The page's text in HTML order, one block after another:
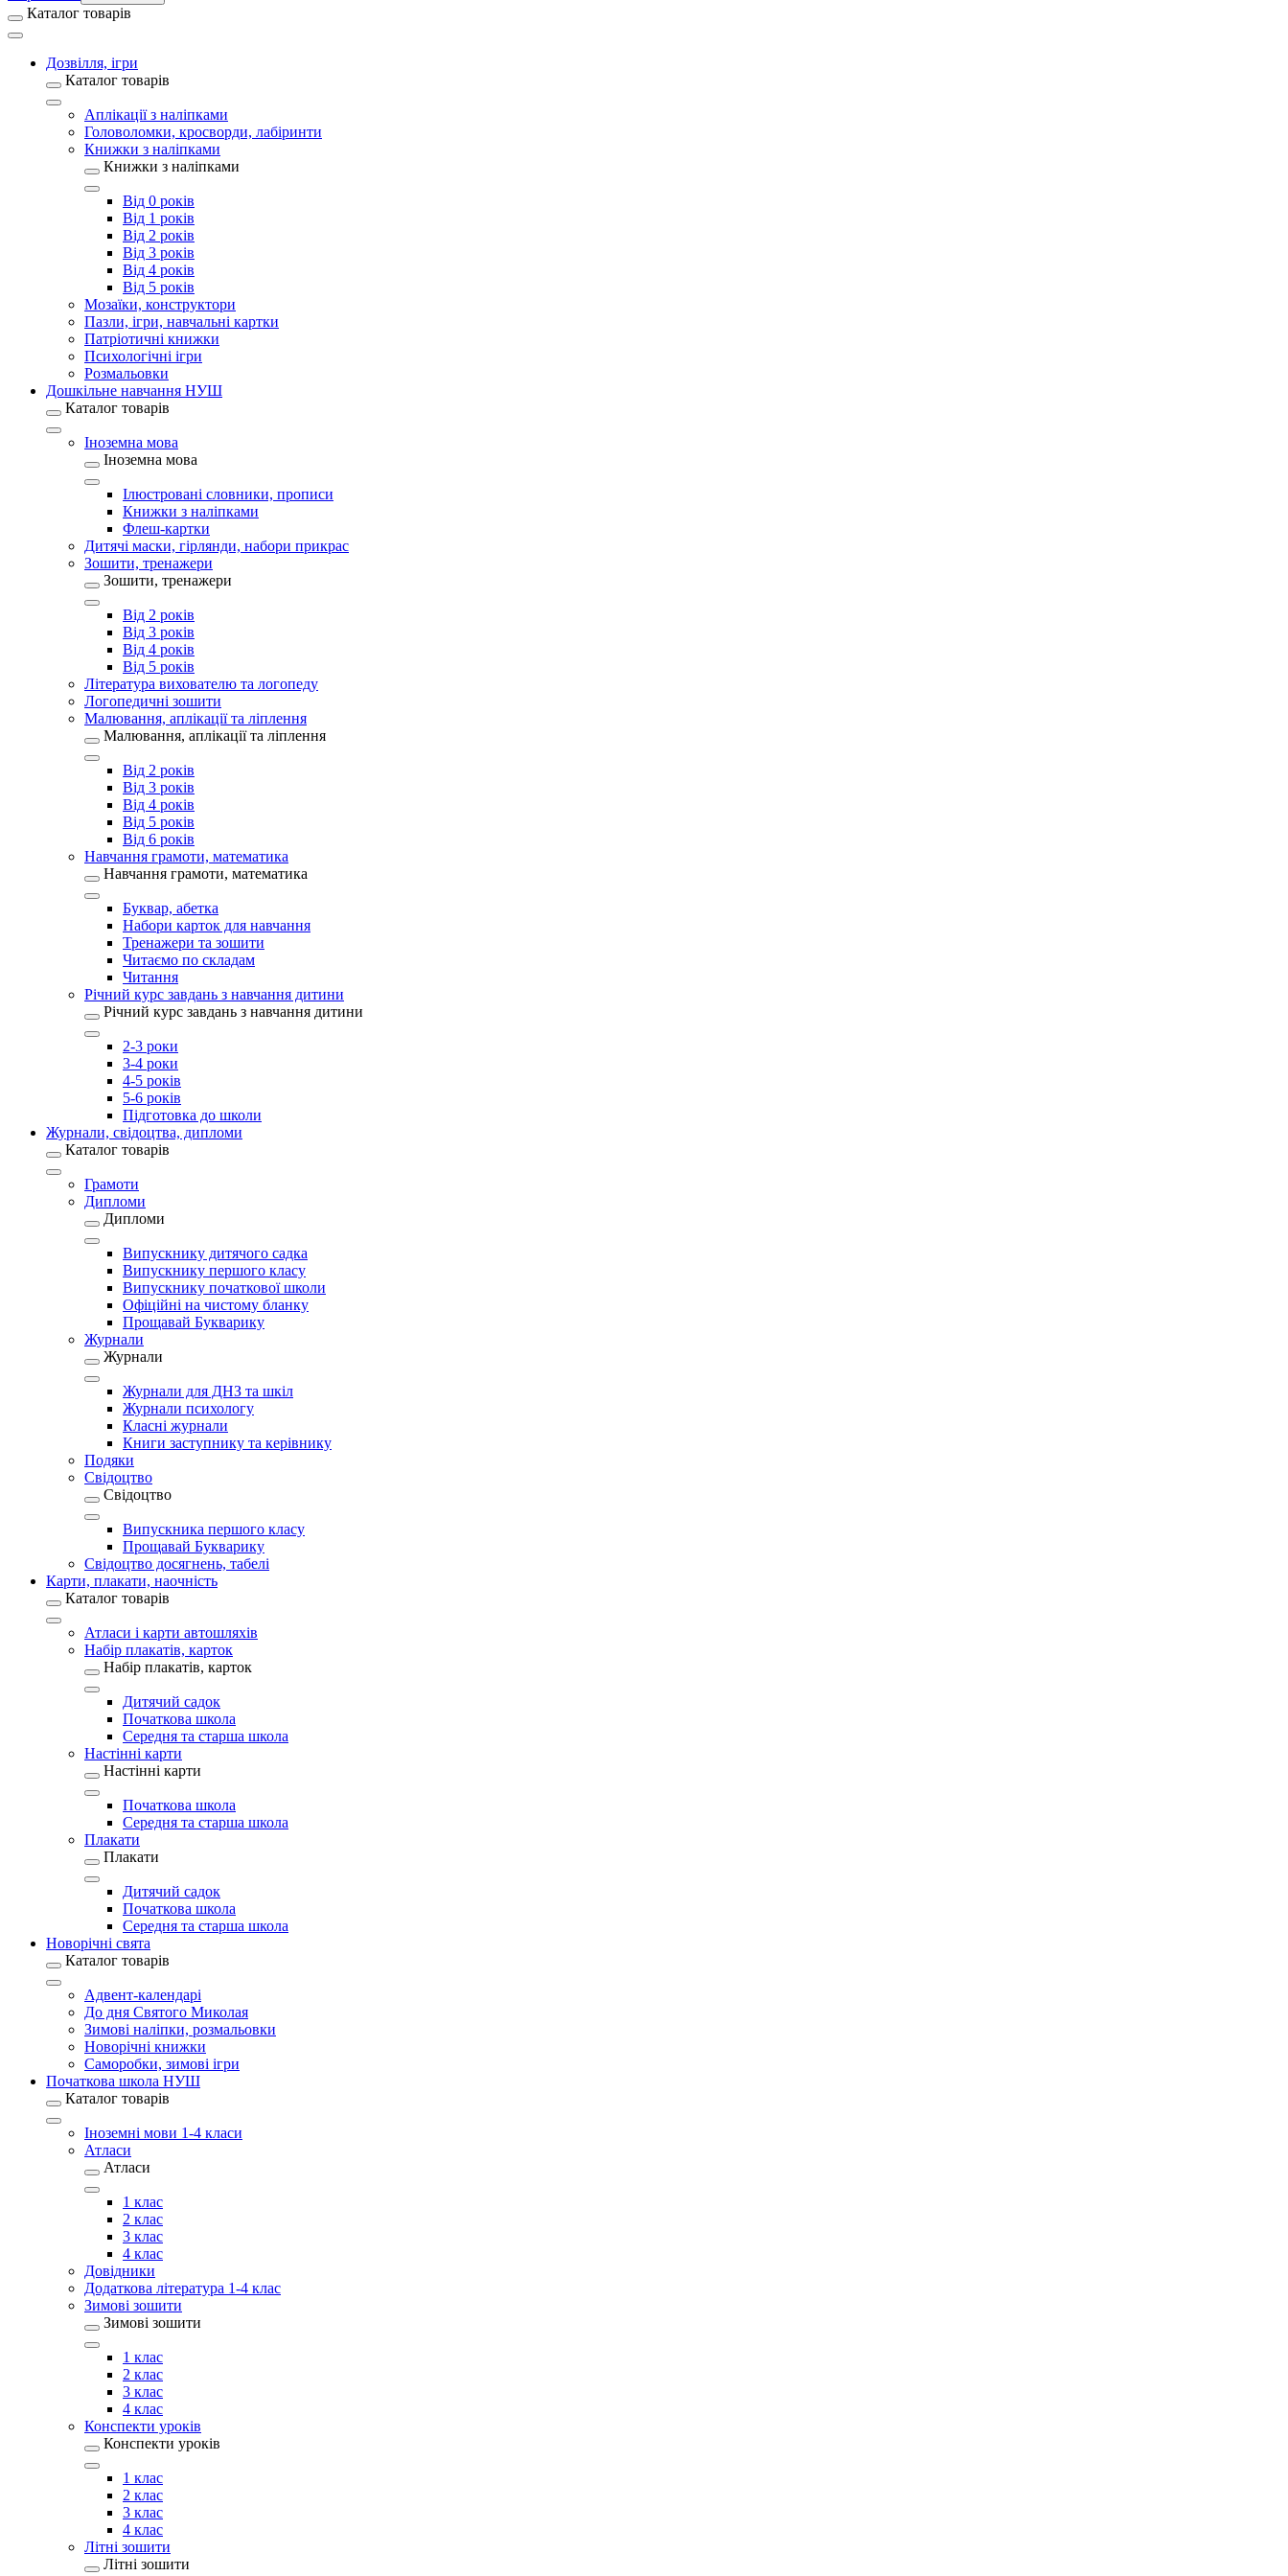
Каталог товарів
Дозвілля, ігри
Каталог товарів
Аплікації з наліпками
Головоломки, кросворди, лабіринти
Книжки з наліпками
Книжки з наліпками
Від 0 років
Від 1 років
Від 2 років
Від 3 років
Від 4 років
Від 5 років
Мозаїки, конструктори
Пазли, ігри, навчальні картки
Патріотичні книжки
Психологічні ігри
Розмальовки
Дошкільне навчання НУШ
Каталог товарів
Іноземна мова
Іноземна мова
Ілюстровані словники, прописи
Книжки з наліпками
Флеш-картки
Дитячі маски, гірлянди, набори прикрас
Зошити, тренажери
Зошити, тренажери
Від 2 років
Від 3 років
Від 4 років
Від 5 років
Література вихователю та логопеду
Логопедичні зошити
Малювання, аплікації та ліплення
Малювання, аплікації та ліплення
Від 2 років
Від 3 років
Від 4 років
Від 5 років
Від 6 років
Навчання грамоти, математика
Навчання грамоти, математика
Буквар, абетка
Набори карток для навчання
Тренажери та зошити
Читаємо по складам
Читання
Річний курс завдань з навчання дитини
Річний курс завдань з навчання дитини
2-3 роки
3-4 роки
4-5 років
5-6 років
Підготовка до школи
Журнали, свідоцтва, дипломи
Каталог товарів
Грамоти
Дипломи
Дипломи
Випускнику дитячого садка
Випускнику першого класу
Випускнику початкової школи
Офіційні на чистому бланку
Прощавай Букварику
Журнали
Журнали
Журнали для ДНЗ та шкіл
Журнали психологу
Класні журнали
Книги заступнику та керівнику
Подяки
Свідоцтво
Свідоцтво
Випускника першого класу
Прощавай Букварику
Свідоцтво досягнень, табелі
Карти, плакати, наочність
Каталог товарів
Атласи і карти автошляхів
Набір плакатів, карток
Набір плакатів, карток
Дитячий садок
Початкова школа
Середня та старша школа
Настінні карти
Настінні карти
Початкова школа
Середня та старша школа
Плакати
Плакати
Дитячий садок
Початкова школа
Середня та старша школа
Новорічні свята
Каталог товарів
Адвент-календарі
До дня Святого Миколая
Зимові наліпки, розмальовки
Новорічні книжки
Саморобки, зимові ігри
Початкова школа НУШ
Каталог товарів
Іноземні мови 1-4 класи
Атласи
Атласи
1 клас
2 клас
3 клас
4 клас
Довідники
Додаткова література 1-4 клас
Зимові зошити
Зимові зошити
1 клас
2 клас
3 клас
4 клас
Конспекти уроків
Конспекти уроків
1 клас
2 клас
3 клас
4 клас
Літні зошити
Літні зошити